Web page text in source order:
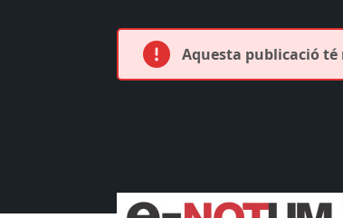
Aquesta publicació